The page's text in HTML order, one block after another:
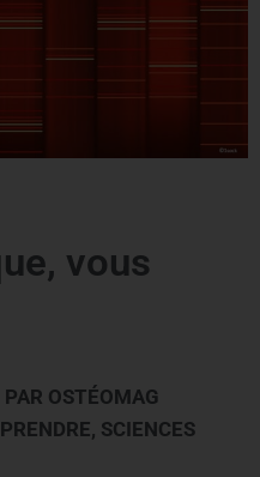
vous
PAR OSTÉOMAG
, SCIENCES